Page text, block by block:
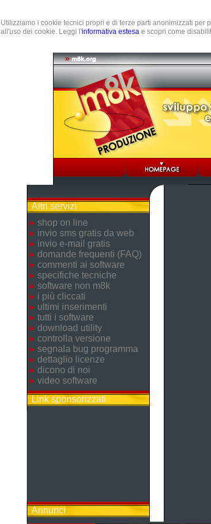
Utilizziamo i cookie tecnici propri e di terze parti anonimizzati
all'uso dei cookie. Leggi l'informativa estesa e scopri come
Altri servizi
shop on line
invio sms gratis da web
invio e-mail gratis
domande frequenti (FAQ)
commenti ai software
specifiche tecniche
software non m8k
i più cliccati
ultimi inserimenti
tutti i software
download utility
controlla versione
segnala bug programma
dettaglio licenze
dicono di noi
video software
Link sponsorizzati
Annunci